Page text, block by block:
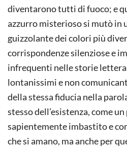
diventarono tutti di fuoco; e
azzurro misterioso si mutò in
guizzolante dei colori più
corrispondenze silenziose e
infrequenti nelle storie
lontanissimi e non
della stessa fiducia nella
stesso dell’esistenza, come
sapientemente imbastito e
che si amano, ma anche per